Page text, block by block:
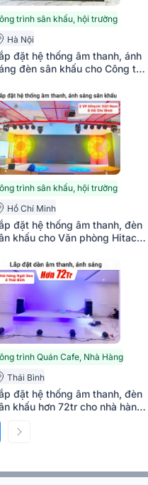
trình sân khấu, hội trường
Hà Nội
đặt hệ thống âm thanh, ánh
đèn sân khấu cho Công ty
208B, VM820A, JBL VX8, Eon
trình sân khấu, hội trường
Hồ Chí Minh
đặt hệ thống âm thanh, đèn
khấu cho Văn phòng Hitachi
TS18S, M32R, BS9800,
P31...)
trình Quán Cafe, Nhà Hàng
Thái Bình
đặt hệ thống âm thanh, đèn
khấu hơn 72tr cho nhà hàng
Sao tại Thái Bình
LT-15, Truemix
KP500, U900 Plus X,…)